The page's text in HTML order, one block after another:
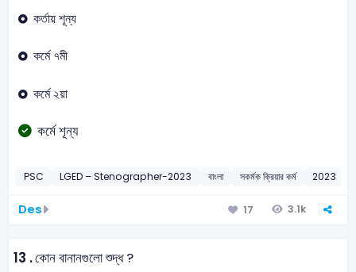
কর্তায় শূন্য
কর্মে ৭মী
কর্মে ২য়া
কর্মে শূন্য
PSC LGED – Stenographer-2023 বাংলা সকর্মক ক্রিয়ার কর্ম 2023
Des 17 3.1k
13 .কোন বানানগুলো শুদ্ধ ?